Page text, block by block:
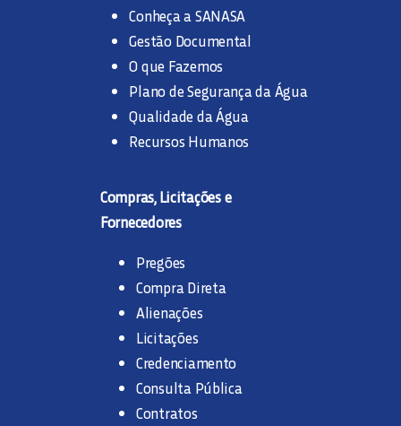
Conheça a SANASA
Gestão Documental
O que Fazemos
Plano de Segurança da Água
Qualidade da Água
Recursos Humanos
Compras, Licitações e
Fornecedores
Pregões
Compra Direta
Alienações
Licitações
Credenciamento
Consulta Pública
Contratos